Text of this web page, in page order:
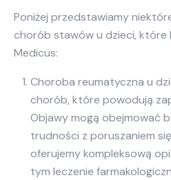
Poniżej przedstawiamy
chorób stawów u dzieci, które
Medicus:
Choroba reumatyczna u
chorób, które powodują
Objawy mogą obejmować
trudności z poruszaniem
oferujemy kompleksową
tym leczenie